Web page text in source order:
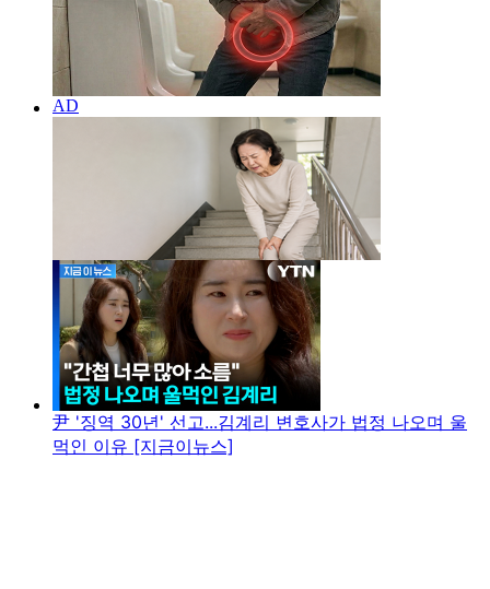
尹 '징역 30년' 선고...김계리 변호사가 법정 나오며 울
먹인 이유 [지금이뉴스]